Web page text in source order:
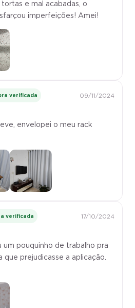
e mal acabadas, o
imperfeições! Amei!
verificada 09/11/2024
envelopei o meu rack
verificada 17/10/2024
um pouquinho de trabalho pra
que prejudicasse a aplicação.